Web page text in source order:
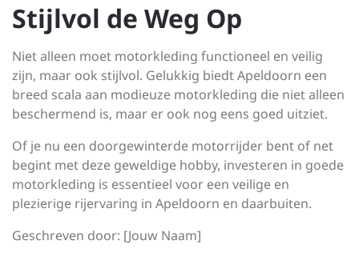
Stijlvol de Weg Op
Niet alleen moet motorkleding functioneel en veilig
zijn, maar ook stijlvol. Gelukkig biedt Apeldoorn een
breed scala aan modieuze motorkleding die niet alleen
beschermend is, maar er ook nog eens goed uitziet.
Of je nu een doorgewinterde motorrijder bent of net
begint met deze geweldige hobby, investeren in goede
motorkleding is essentieel voor een veilige en
plezierige rijervaring in Apeldoorn en daarbuiten.
Geschreven door: [Jouw Naam]